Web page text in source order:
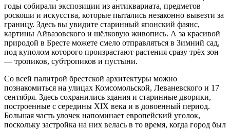
годы собирали экспозиции из антиквариата, предметов
роскоши и искусства, которые пытались незаконно вывезти за
границу. Здесь вы увидите старинный японский фаянс,
картины Айвазовского и шёлковую живопись. А за красивой
природой в Бресте можете смело отправляться в Зимний сад,
под куполом которого произрастают растения сразу трёх зон
— тропиков, субтропиков и пустыни.
Со всей палитрой брестской архитектуры можно
познакомиться на улицах Комсомольской, Леваневского и 17
сентября. Здесь сохранились здания и старинные дворики,
построенные с середины XIX века и в довоенный период.
Большая часть улочек напоминает европейский уголок,
поскольку застройка на них велась в то время, когда город был